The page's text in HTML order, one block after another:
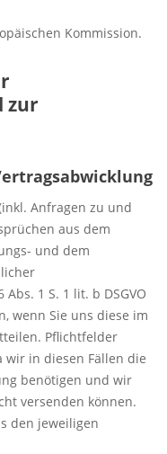
Kommission.
zur
Anfragen zu und
aus dem
und dem
1 S. 1 lit. b DSGVO
wenn Sie uns diese im
Pflichtfelder
wir in diesen Fällen die
benötigen und wir
versenden können.
den jeweiligen